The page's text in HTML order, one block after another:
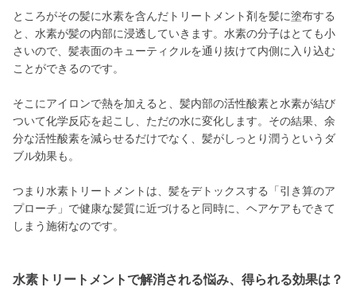
ところがその髪に水素を含んだトリートメント剤を髪に塗布する
と、水素が髪の内部に浸透していきます。水素の分子はとても小
さいので、髪表面のキューティクルを通り抜けて内側に入り込む
ことができるのです。
そこにアイロンで熱を加えると、髪内部の活性酸素と水素が結び
ついて化学反応を起こし、ただの水に変化します。その結果、余
分な活性酸素を減らせるだけでなく、髪がしっとり潤うというダ
ブル効果も。
つまり水素トリートメントは、髪をデトックスする「引き算のア
プローチ」で健康な髪質に近づけると同時に、ヘアケアもできて
しまう施術なのです。
水素トリートメントで解消される悩み、得られる効果は？